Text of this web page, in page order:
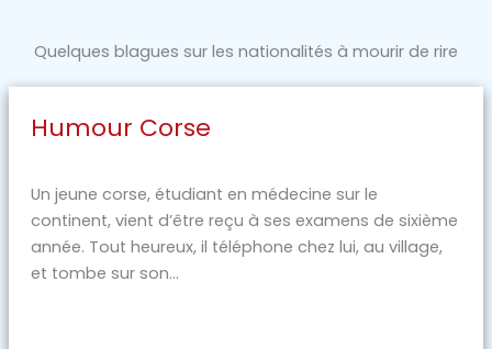
Quelques blagues sur les nationalités à mourir de rire
Humour Corse
Un jeune corse, étudiant en médecine sur le
continent, vient d’être reçu à ses examens de sixième
année. Tout heureux, il téléphone chez lui, au village,
et tombe sur son...